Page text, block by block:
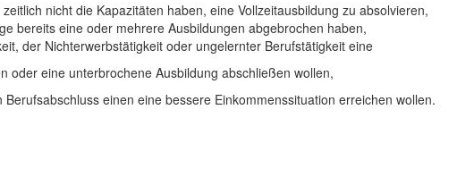
nicht die Kapazitäten haben, eine Vollzeitausbildung zu absolvieren,
bereits eine oder mehrere Ausbildungen abgebrochen haben,
der Nichterwerbstätigkeit oder ungelernter Berufstätigkeit eine
oder eine unterbrochene Ausbildung abschließen wollen,
einen eine bessere Einkommenssituation erreichen wollen.